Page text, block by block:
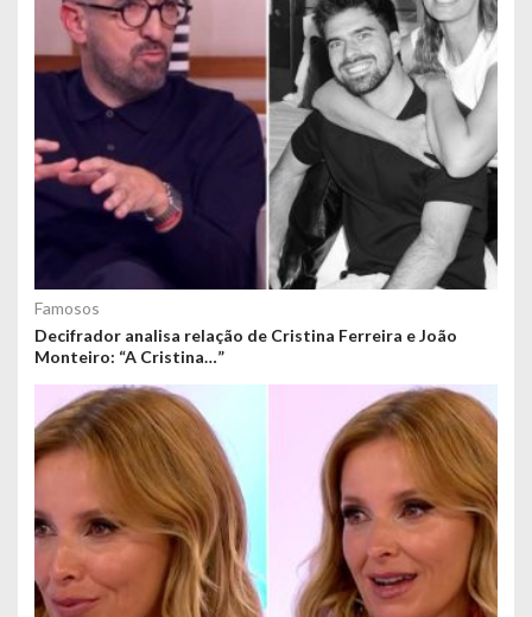
Famosos
Decifrador analisa relação de Cristina Ferreira e João
Monteiro: “A Cristina…”